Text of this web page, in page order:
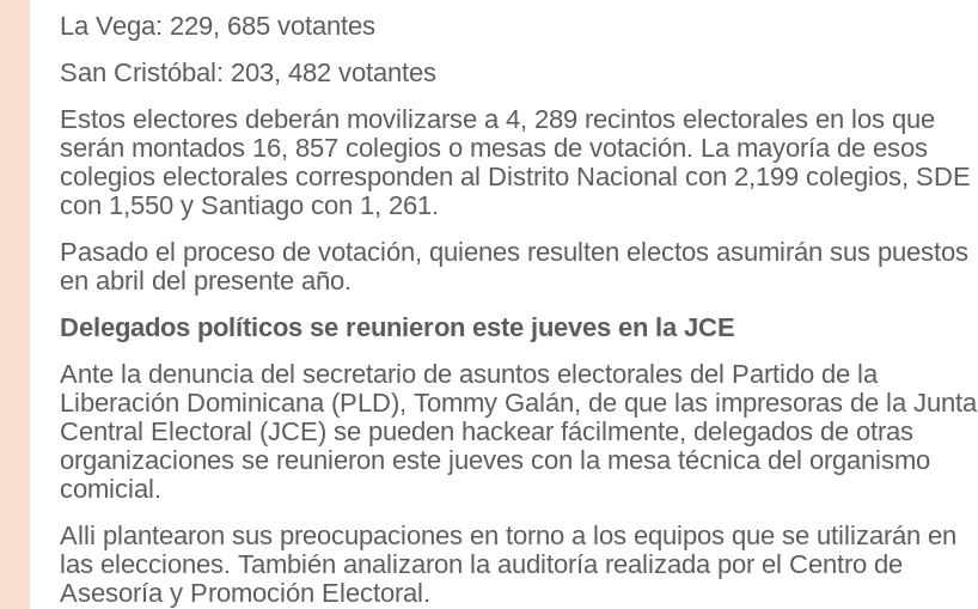
La Vega: 229, 685 votantes
San Cristóbal: 203, 482 votantes
Estos electores deberán movilizarse a 4, 289 recintos electorales en los que
serán montados 16, 857 colegios o mesas de votación. La mayoría de esos
colegios electorales corresponden al Distrito Nacional con 2,199 colegios, SDE
con 1,550 y Santiago con 1, 261.
Pasado el proceso de votación, quienes resulten electos asumirán sus puestos
en abril del presente año.
Delegados políticos se reunieron este jueves en la JCE
Ante la denuncia del secretario de asuntos electorales del Partido de la
Liberación Dominicana (PLD), Tommy Galán, de que las impresoras de la Junta
Central Electoral (JCE) se pueden hackear fácilmente, delegados de otras
organizaciones se reunieron este jueves con la mesa técnica del organismo
comicial.
Alli plantearon sus preocupaciones en torno a los equipos que se utilizarán en
las elecciones. También analizaron la auditoría realizada por el Centro de
Asesoría y Promoción Electoral.